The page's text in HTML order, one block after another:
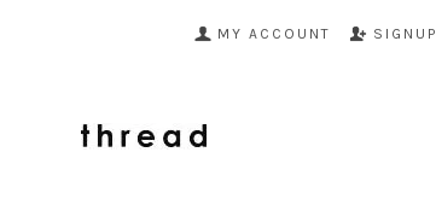
MY ACCOUNT SIGNUP